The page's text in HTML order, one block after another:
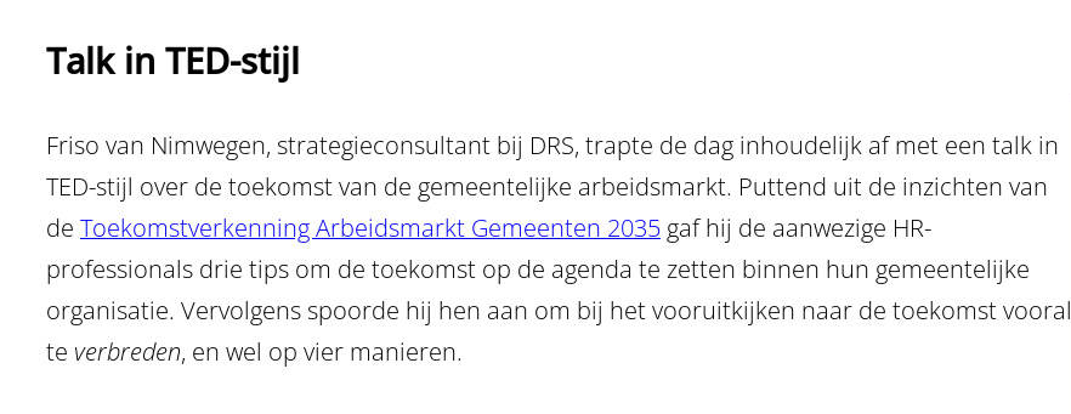
Talk in TED-stijl
Friso van Nimwegen, strategieconsultant bij DRS, trapte de dag inhoudelijk af met een talk in
TED-stijl over de toekomst van de gemeentelijke arbeidsmarkt. Puttend uit de inzichten van
de Toekomstverkenning Arbeidsmarkt Gemeenten 2035 gaf hij de aanwezige HR-
professionals drie tips om de toekomst op de agenda te zetten binnen hun gemeentelijke
organisatie. Vervolgens spoorde hij hen aan om bij het vooruitkijken naar de toekomst vooral
te verbreden, en wel op vier manieren.